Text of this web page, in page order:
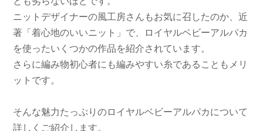
ニットデザイナーの風工房さんもお気に召したのか、近
著「着心地のいいニット」で、ロイヤルベビーアルパカ
を使ったいくつかの作品を紹介されています。
さらに編み物初心者にも編みやすい糸であることもメリ
ットです。
そんな魅力たっぷりのロイヤルベビーアルパカについて
詳しくご紹介します。